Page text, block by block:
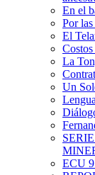
En el
Por
El
La
Un
ECU